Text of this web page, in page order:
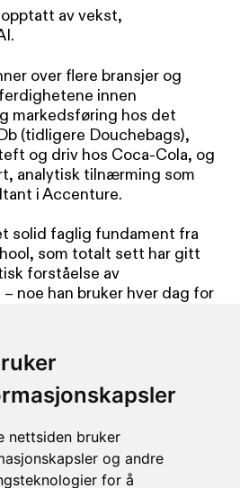
nettsiden bruker
og andre
for å
av vekst,
over flere bransjer og
innen
markedsføring hos det
(tidligere Douchebags),
og driv hos Coca-Cola, og
analytisk tilnærming som
i Accenture.
solid faglig fundament fra
som totalt sett har gitt
forståelse av
noe han bruker hver dag for
både hos oss og for
rådgiver
of Marketing